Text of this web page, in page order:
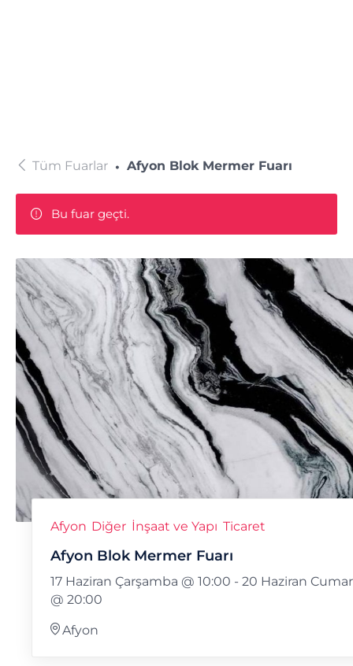
Tüm Fuarlar Afyon Blok Mermer Fuarı
Bu fuar geçti.
Afyon Diğer İnşaat ve Yapı Ticaret
Afyon Blok Mermer Fuarı
17 Haziran Çarşamba @ 10:00 - 20 Haziran
@ 20:00
Afyon